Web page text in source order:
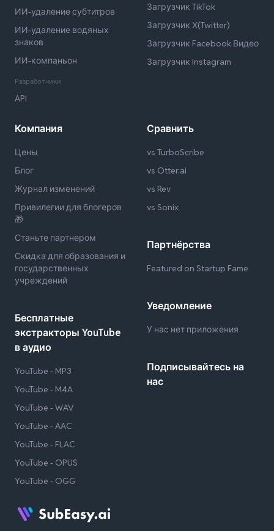
ИИ-удаление субтитров
ИИ-удаление водяных
знаков
ИИ-компаньон
Разработчики
API
Загрузчик TikTok
Загрузчик X(Twitter)
Загрузчик Facebook Видео
Загрузчик Instagram
Компания
Цены
Блог
Журнал изменений
Привилегии для блогеров
🎁
Станьте партнером
Скидка для образования и
государственных
учреждений
Бесплатные
экстракторы YouTube
в аудио
YouTube - MP3
YouTube - M4A
YouTube - WAV
YouTube - AAC
YouTube - FLAC
YouTube - OPUS
YouTube - OGG
Сравнить
vs TurboScribe
vs Otter.ai
vs Rev
vs Sonix
Партнёрства
Featured on Startup Fame
Уведомление
У нас нет приложения
Подписывайтесь на
нас